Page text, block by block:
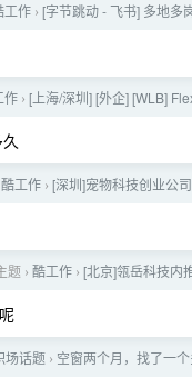
工作 › [字节跳动 - 飞书] 多地多
作 › [上海/深圳] [外企] [WLB]
酷工作 › [深圳]宠物科技创业公
题 › 酷工作 › [北京]瓴岳科技内
场话题 › 空窗两个月，找了一